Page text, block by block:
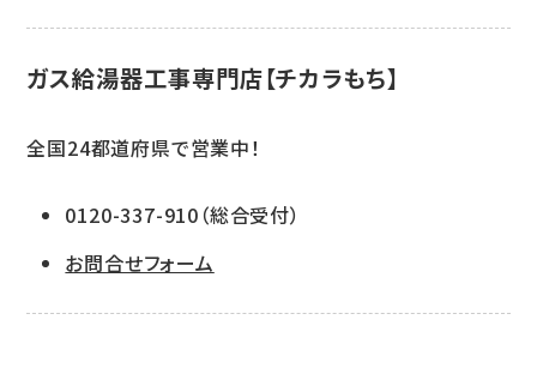
ガス給湯器工事専門店【チカラもち】
全国24都道府県で営業中！
0120-337-910（総合受付）
お問合せフォーム